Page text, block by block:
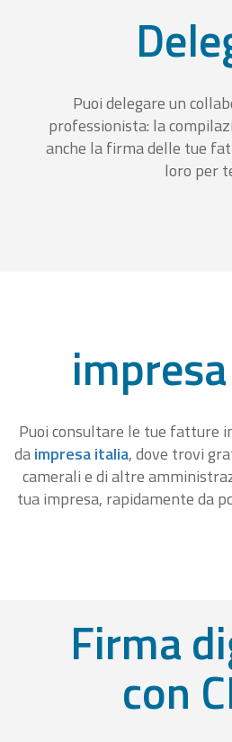
Puoi delegare un
professionista: la
anche la firma delle tue
loro per
Puoi consultare le tue fatture
daimpresa italia, dove trovi
camerali e di altre
tua impresa, rapidamente da
Firma
con